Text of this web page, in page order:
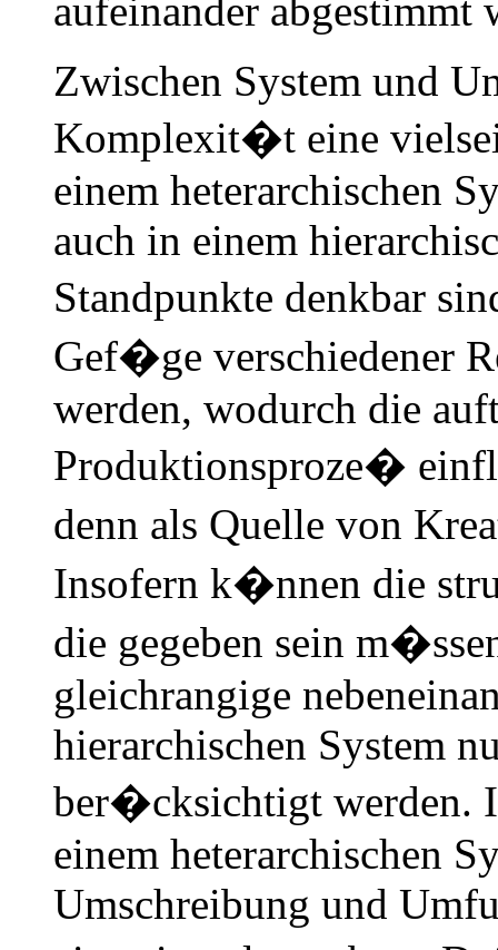
aufeinander
Zwischen System und
Komplexit�t eine
einem heterarchischen
auch in einem
Standpunkte denkbar
Gef�ge verschiedener
werden, wodurch die
Produktionsproze�
denn als Quelle von
Insofern k�nnen die
die gegeben sein
gleichrangige
hierarchischen System
ber�cksichtigt werden.
einem heterarchischen
Umschreibung und